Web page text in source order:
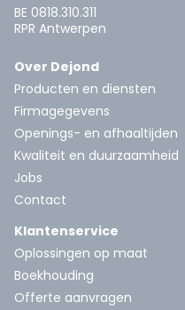
BE 0818.310.311
RPR Antwerpen
Over Dejond
Producten en diensten
Firmagegevens
Openings- en afhaaltijden
Kwaliteit en duurzaamheid
Jobs
Contact
Klantenservice
Oplossingen op maat
Boekhouding
Offerte aanvragen